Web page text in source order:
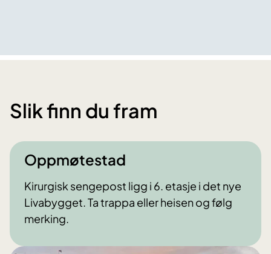
Slik finn du fram
Oppmøtestad
Kirurgisk sengepost ligg i 6. etasje i det nye
Livabygget. Ta trappa eller heisen og følg
merking.